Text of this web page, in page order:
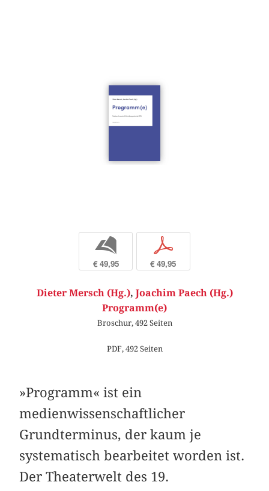
b
€ 49,95
p
€ 49,95
Dieter Mersch (Hg.), Joachim Paech (Hg.)
Programm(e)
Broschur, 492 Seiten
PDF, 492 Seiten
»Programm« ist ein
medienwissenschaftlicher
Grundterminus, der kaum je
systematisch bearbeitet worden ist.
Der Theaterwelt des 19.